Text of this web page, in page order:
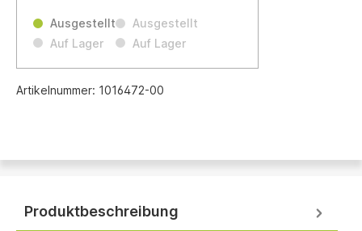
Ausgestellt
Auf Lager
Ausgestellt
Auf Lager
Artikelnummer: 1016472-00
Produktbeschreibung